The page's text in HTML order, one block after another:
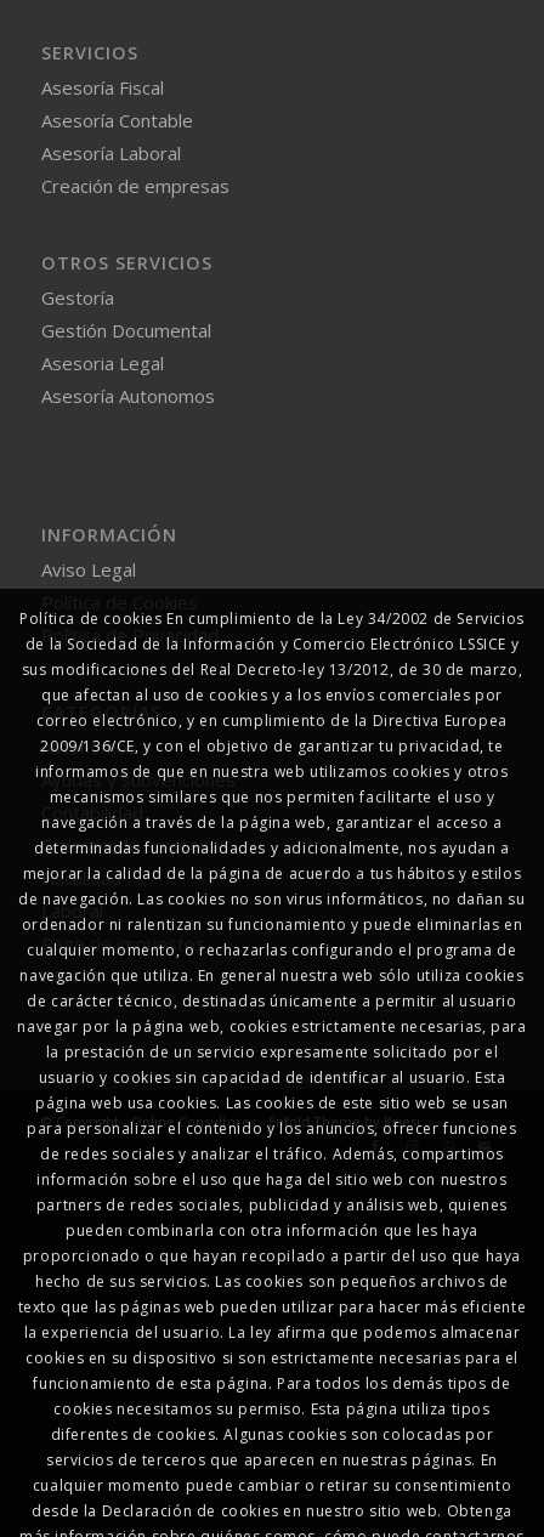
SERVICIOS
Asesoría Fiscal
Asesoría Contable
Asesoría Laboral
Creación de empresas
OTROS SERVICIOS
Gestoría
Gestión Documental
Asesoria Legal
Asesoría Autonomos
INFORMACIÓN
Aviso Legal
Política de Privacidad
CATEGORÍAS
Autonomos
Ayudas y subvenciones
Contabilidad
Creación de empresas
Fiscalidad
Laboral
Pago de impuestos
RENTA
© Copyright - Online Consultores - Enfold Theme by Kriesi
Política de cookies En cumplimiento de la Ley 34/2002 de Servicios
de la Sociedad de la Información y Comercio Electrónico LSSICE y
sus modificaciones del Real Decreto-ley 13/2012, de 30 de marzo,
que afectan al uso de cookies y a los envíos comerciales por
correo electrónico, y en cumplimiento de la Directiva Europea
2009/136/CE, y con el objetivo de garantizar tu privacidad, te
informamos de que en nuestra web utilizamos cookies y otros
mecanismos similares que nos permiten facilitarte el uso y
navegación a través de la página web, garantizar el acceso a
determinadas funcionalidades y adicionalmente, nos ayudan a
mejorar la calidad de la página de acuerdo a tus hábitos y estilos
de navegación. Las cookies no son virus informáticos, no dañan su
ordenador ni ralentizan su funcionamiento y puede eliminarlas en
cualquier momento, o rechazarlas configurando el programa de
navegación que utiliza. En general nuestra web sólo utiliza cookies
de carácter técnico, destinadas únicamente a permitir al usuario
navegar por la página web, cookies estrictamente necesarias, para
la prestación de un servicio expresamente solicitado por el
usuario y cookies sin capacidad de identificar al usuario. Esta
página web usa cookies. Las cookies de este sitio web se usan
para personalizar el contenido y los anuncios, ofrecer funciones
de redes sociales y analizar el tráfico. Además, compartimos
información sobre el uso que haga del sitio web con nuestros
partners de redes sociales, publicidad y análisis web, quienes
pueden combinarla con otra información que les haya
proporcionado o que hayan recopilado a partir del uso que haya
hecho de sus servicios. Las cookies son pequeños archivos de
texto que las páginas web pueden utilizar para hacer más eficiente
la experiencia del usuario. La ley afirma que podemos almacenar
cookies en su dispositivo si son estrictamente necesarias para el
funcionamiento de esta página. Para todos los demás tipos de
cookies necesitamos su permiso. Esta página utiliza tipos
diferentes de cookies. Algunas cookies son colocadas por
servicios de terceros que aparecen en nuestras páginas. En
cualquier momento puede cambiar o retirar su consentimiento
desde la Declaración de cookies en nuestro sitio web. Obtenga